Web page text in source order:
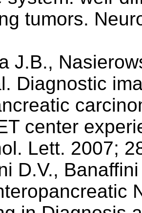
tumors.
J.B.,
Diagnostic
center
Lett. 2007;
D.V.,